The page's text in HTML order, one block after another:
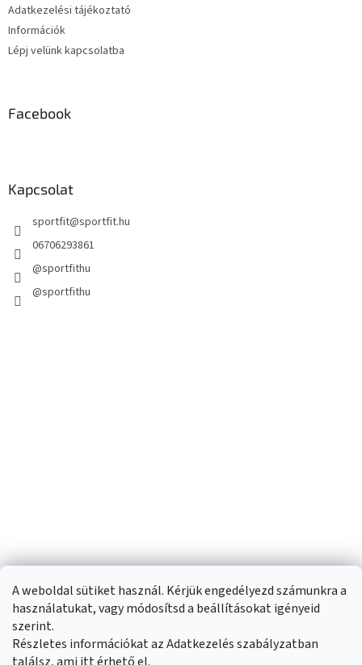
A weboldal sütiket használ. Kérjük engedélyezd számunkra a
használatukat, vagy módosítsd a beállításokat igényeid
szerint.
Részletes információkat az Adatkezelés szabályzatban
Adatkezelési tájékoztató
Információk
Lépj velünk kapcsolatba
Facebook
Kapcsolat
sportfit@sportfit.hu
06706293861
@sportfithu
@sportfithu
Shoptet készítette